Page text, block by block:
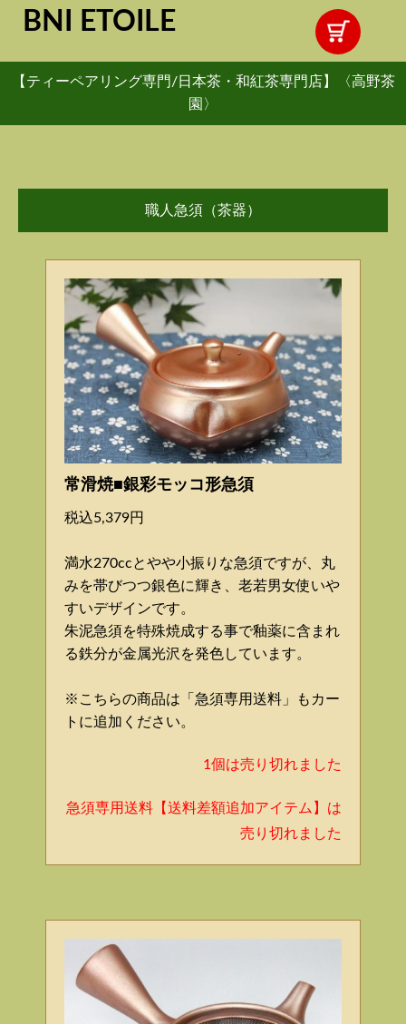
BNI ETOILE
【ティーペアリング専門/日本茶・和紅茶専門店】〈高野茶
園〉
職人急須（茶器）
常滑焼■銀彩モッコ形急須
税込5,379円
満水270ccとやや小振りな急須ですが、丸
みを帯びつつ銀色に輝き、老若男女使いや
すいデザインです。
朱泥急須を特殊焼成する事で釉薬に含まれ
る鉄分が金属光沢を発色しています。
※こちらの商品は「急須専用送料」もカー
トに追加ください。
1個は売り切れました
急須専用送料【送料差額追加アイテム】は
売り切れました